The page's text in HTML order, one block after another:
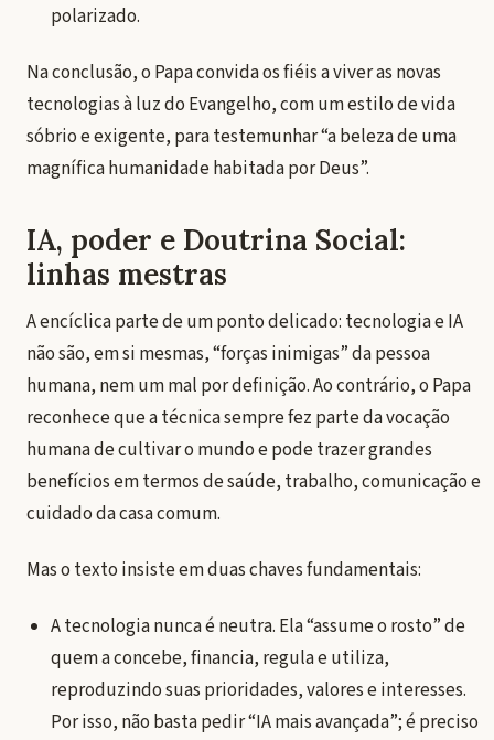
polarizado.
Na conclusão, o Papa convida os fiéis a viver as novas
tecnologias à luz do Evangelho, com um estilo de vida
sóbrio e exigente, para testemunhar “a beleza de uma
magnífica humanidade habitada por Deus”.
IA, poder e Doutrina Social:
linhas mestras
A encíclica parte de um ponto delicado: tecnologia e IA
não são, em si mesmas, “forças inimigas” da pessoa
humana, nem um mal por definição. Ao contrário, o Papa
reconhece que a técnica sempre fez parte da vocação
humana de cultivar o mundo e pode trazer grandes
benefícios em termos de saúde, trabalho, comunicação e
cuidado da casa comum.
Mas o texto insiste em duas chaves fundamentais:
A tecnologia nunca é neutra. Ela “assume o rosto” de
quem a concebe, financia, regula e utiliza,
reproduzindo suas prioridades, valores e interesses.
Por isso, não basta pedir “IA mais avançada”; é preciso